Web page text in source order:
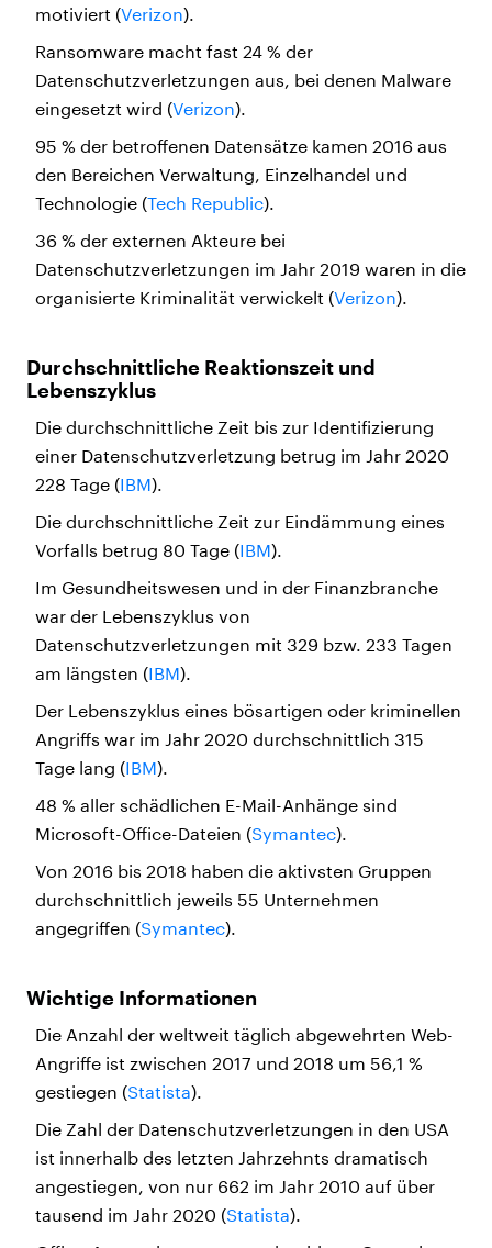
motiviert (Verizon).
Ransomware macht fast 24 % der
Datenschutzverletzungen aus, bei denen Malware
eingesetzt wird (Verizon).
95 % der betroffenen Datensätze kamen 2016 aus
den Bereichen Verwaltung, Einzelhandel und
Technologie (Tech Republic).
36 % der externen Akteure bei
Datenschutzverletzungen im Jahr 2019 waren in die
organisierte Kriminalität verwickelt (Verizon).
Durchschnittliche Reaktionszeit und
Lebenszyklus
Die durchschnittliche Zeit bis zur Identifizierung
einer Datenschutzverletzung betrug im Jahr 2020
228 Tage (IBM).
Die durchschnittliche Zeit zur Eindämmung eines
Vorfalls betrug 80 Tage (IBM).
Im Gesundheitswesen und in der Finanzbranche
war der Lebenszyklus von
Datenschutzverletzungen mit 329 bzw. 233 Tagen
am längsten (IBM).
Der Lebenszyklus eines bösartigen oder kriminellen
Angriffs war im Jahr 2020 durchschnittlich 315
Tage lang (IBM).
48 % aller schädlichen E-Mail-Anhänge sind
Microsoft-Office-Dateien (Symantec).
Von 2016 bis 2018 haben die aktivsten Gruppen
durchschnittlich jeweils 55 Unternehmen
angegriffen (Symantec).
Wichtige Informationen
Die Anzahl der weltweit täglich abgewehrten Web-
Angriffe ist zwischen 2017 und 2018 um 56,1 %
gestiegen (Statista).
Die Zahl der Datenschutzverletzungen in den USA
ist innerhalb des letzten Jahrzehnts dramatisch
angestiegen, von nur 662 im Jahr 2010 auf über
tausend im Jahr 2020 (Statista).